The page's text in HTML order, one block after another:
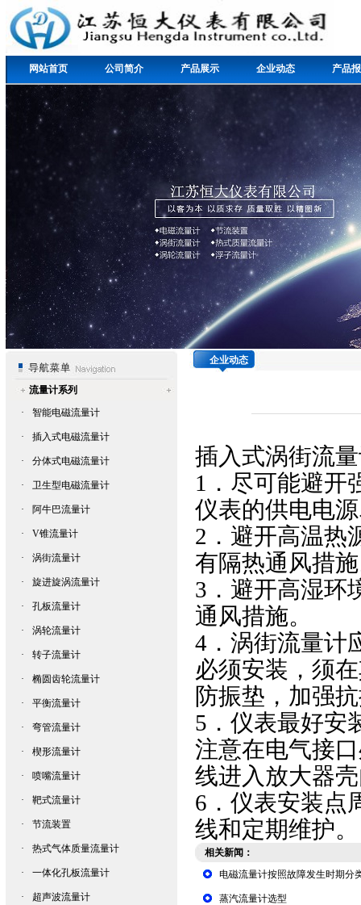
网站首页 公司简介 产品展示 企业动态 产品
流量计系列
·
智能电磁流量计
· 插入式电磁流量计
· 分体式电磁流量计
· 卫生型电磁流量计
· 阿牛巴流量计
· V锥流量计
· 涡街流量计
· 旋进旋涡流量计
· 孔板流量计
· 涡轮流量计
· 转子流量计
· 椭圆齿轮流量计
· 平衡流量计
· 弯管流量计
· 楔形流量计
· 喷嘴流量计
· 靶式流量计
· 节流装置
· 热式气体质量流量计
· 一体化孔板流量计
· 超声波流量计
企业动态
插入式涡街流
1． 尽可能避开
仪表的供电电
2． 避开高温热
有隔热通风措
3． 避开高湿环
通风措施。
4． 涡街流量计
必须安装，须
防振垫，加强
5． 仪表最好安
注意在电气接
线进入放大器
6． 仪表安装点
线和定期维护。
相关新闻：
电磁流量计按照故障发生时期分
蒸汽流量计选型